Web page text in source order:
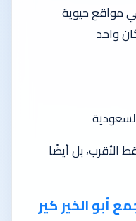
مواقع حيوية
بل أيضًا
أبو الخير كير